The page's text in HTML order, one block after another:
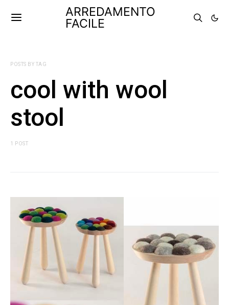
ARREDAMENTO
FACILE
POSTS BY TAG
cool with wool
stool
1 POST